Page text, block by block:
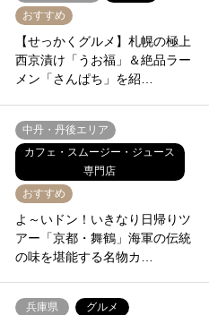
おすすめ
【せっかくグルメ】札幌の極上
西京漬け「うお福」＆絶品ラー
メン「さんぱち」を紹…
中丹・丹後エリア
カフェ・スムージー・ジュース
専門店
おすすめ
よ～いドン！いきなり日帰りツ
アー「京都・舞鶴」海軍の伝統
の味を堪能する名物カ…
兵庫県
グルメ